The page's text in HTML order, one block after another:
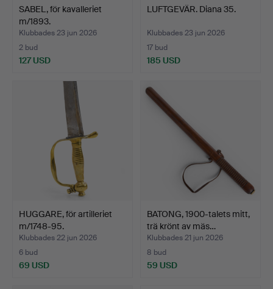
SABEL, för kavalleriet
m/1893.
Klubbades 23 jun 2026
2 bud
127 USD
LUFTGEVÄR. Diana 35.
Klubbades 23 jun 2026
17 bud
185 USD
HUGGARE, för artilleriet
m/1748-95.
Klubbades 22 jun 2026
6 bud
69 USD
BATONG, 1900-talets mitt,
trä krönt av mäs…
Klubbades 21 jun 2026
8 bud
59 USD